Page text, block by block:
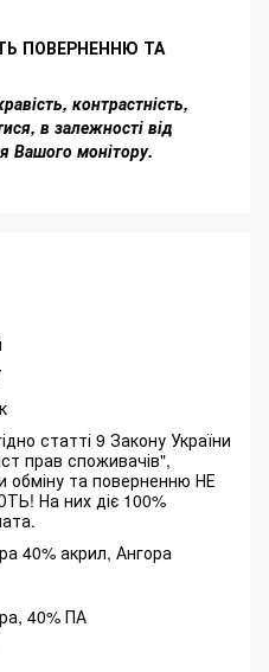
ПОВЕРНЕННЮ ТА
контрастність,
в залежності від
Вашого монітору.
статті 9 Закону України
прав споживачів",
обміну та поверненню НЕ
На них діє 100%
40% акрил, Ангора
40% ПА